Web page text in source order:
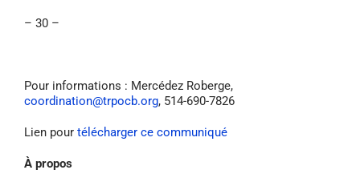
– 30 –
Pour informations : Mercédez Roberge,
coordination@trpocb.org, 514-690-7826
Lien pour télécharger ce communiqué
À propos